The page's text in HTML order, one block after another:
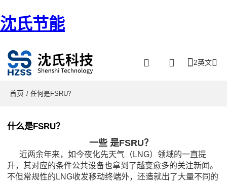
沈氏节能
2英文
首页 / 任何是FSRU？
什么是FSRU？
一些 是FSRU？
近两余年来，如今夜化先天气（LNG）领域的一直提
升，其对应的条件公共设备也拿到了越变愈多的关注新闻。
不但常规性的LNG收发移动终端外，还造就出了大量不同的